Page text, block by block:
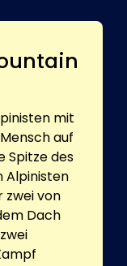
mit
auf
Spitze des
Alpinisten
zwei von
Dach